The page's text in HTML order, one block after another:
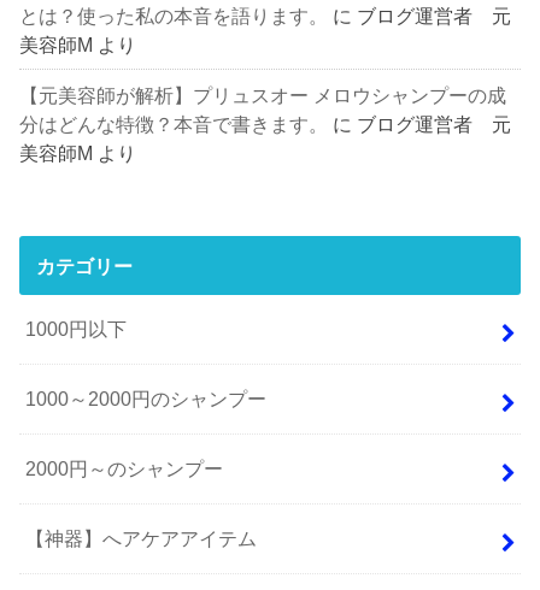
とは？使った私の本音を語ります。
に ブログ運営者 元
美容師M より
【元美容師が解析】プリュスオー メロウシャンプーの成
分はどんな特徴？本音で書きます。
に ブログ運営者 元
美容師M より
カテゴリー
1000円以下
1000～2000円のシャンプー
2000円～のシャンプー
【神器】へアケアアイテム